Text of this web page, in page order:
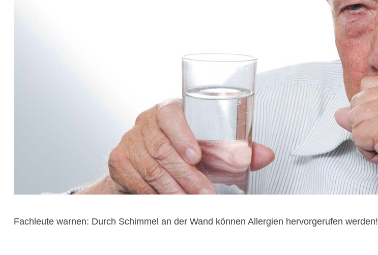
Fachleute warnen: Durch Schimmel an der Wand können Allergien hervorgerufen werden!